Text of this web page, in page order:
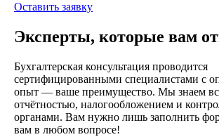
Оставить заявку
Эксперты, которые вам
Бухгалтерская консультация проводится
сертифицированными специалистами с
опыт — ваше преимущество. Мы знаем
отчётностью, налогообложением и
органами. Вам нужно лишь заполнить
вам в любом вопросе!